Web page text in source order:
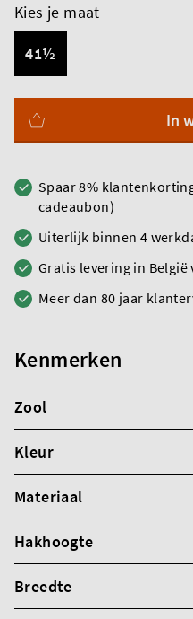
Kies je maat
41½
In
Spaar 8%
cadeaubon)
Uiterlijk binnen 4
Gratis levering in België
Meer dan 80 jaar
Kenmerken
Zool
Kleur
Materiaal
Hakhoogte
Breedte